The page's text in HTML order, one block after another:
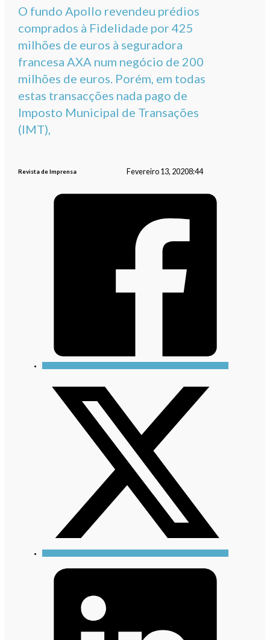
O fundo Apollo revendeu prédios
comprados à Fidelidade por 425
milhões de euros à seguradora
francesa AXA num negócio de 200
milhões de euros. Porém, em todas
estas transacções nada pago de
Imposto Municipal de Transações
(IMT),
Revista de Imprensa Fevereiro 13, 20208:44